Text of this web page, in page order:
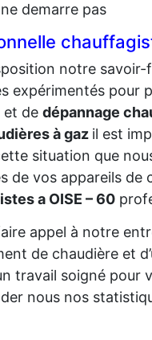
demarre pas
notre
expérimentés pour
et de dépannage
à gaz il est
situation que
de vos appareils de
a OISE – 60
appel à notre
de chaudière et
travail soigné pour
nous nos